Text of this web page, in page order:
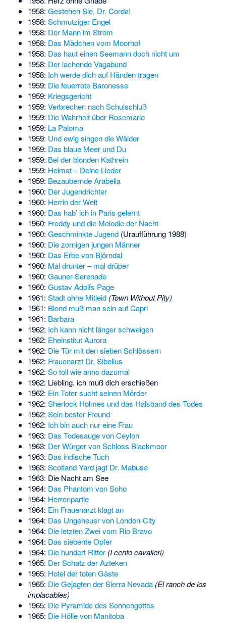
1958: Gestehen Sie, Dr. Corda!
1958: Schmutziger Engel
1958: Der Mann im Strom
1958: Das Mädchen vom Moorhof
1958: Das haut einen Seemann doch nicht um
1958: Der lachende Vagabund
1958: Ich werde dich auf Händen tragen
1959: Die feuerrote Baronesse
1959: Kriegsgericht
1959: Verbrechen nach Schulschluß
1959: Die Wahrheit über Rosemarie
1959: La Paloma
1959: Und ewig singen die Wälder
1959: Das blaue Meer und Du
1959: Bei der blonden Kathrein
1959: Heimat – Deine Lieder
1959: Bezaubernde Arabella
1960: Der Jugendrichter
1960: Herrin der Welt
1960: Das hab’ ich in Paris gelernt
1960: Freddy und die Melodie der Nacht
1960: Geschminkte Jugend(Uraufführung 1988)
1960: Die zornigen jungen Männer
1960: Das Erbe von Björndal
1960: Mal drunter – mal drüber
1960: Gauner-Serenade
1960: Gustav Adolfs Page
1961: Stadt ohne Mitleid (Town Without Pity)
1961: Blond muß man sein auf Capri
1961: Barbara
1962: Ich kann nicht länger schweigen
1962: Eheinstitut Aurora
1962: Die Tür mit den sieben Schlössern
1962: Frauenarzt Dr. Sibelius
1962: So toll wie anno dazumal
1962: Liebling, ich muß dich erschießen
1962: Ein Toter sucht seinen Mörder
1962: Sherlock Holmes und das Halsband des Todes
1962: Sein bester Freund
1962: Ich bin auch nur eine Frau
1963: Das Todesauge von Ceylon
1963: Der Würger von Schloss Blackmoor
1963: Das indische Tuch
1963: Scotland Yard jagt Dr. Mabuse
1963: Die Nacht am See
1964: Das Phantom von Soho
1964: Herrenpartie
1964: Ein Frauenarzt klagt an
1964: Das Ungeheuer von London-City
1964: Die letzten Zwei vom Rio Bravo
1964: Das siebente Opfer
1964: Die hundert Ritter (I cento cavalieri)
1965: Der Schatz der Azteken
1965: Hotel der toten Gäste
1965: Die Gejagten der Sierra Nevada (El ranch de los
implacables)
1965: Die Pyramide des Sonnengottes
1965: Die Hölle von Manitoba